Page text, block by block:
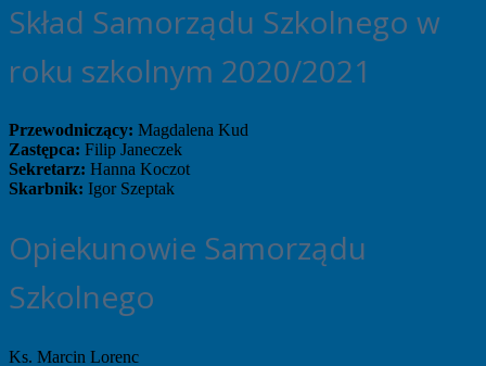
Skład Samorządu Szkolnego w
roku szkolnym 2020/2021
Przewodniczący: Magdalena Kud
Zastępca: Filip Janeczek
Sekretarz: Hanna Koczot
Skarbnik: Igor Szeptak
Opiekunowie Samorządu
Szkolnego
Ks. Marcin Lorenc